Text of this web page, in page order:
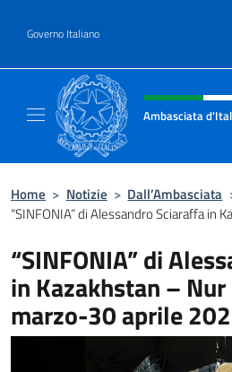
Governo Italiano
Intestazione sito,
Ambasciata
Home > Notizie > Dall’Ambasciata
“SINFONIA” di Alessandro Sciaraffa in
“SINFONIA” di
in Kazakhstan –
marzo-30 aprile